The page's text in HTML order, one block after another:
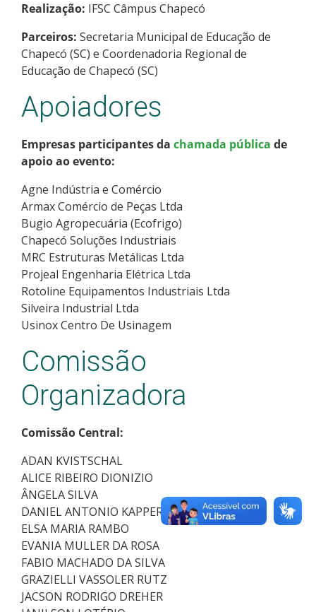
Realização: IFSC Câmpus Chapecó
Parceiros: Secretaria Municipal de Educação de
Chapecó (SC) e Coordenadoria Regional de
Educação de Chapecó (SC)
Apoiadores
Empresas participantes da chamada pública de
apoio ao evento:
Agne Indústria e Comércio
Armax Comércio de Peças Ltda
Bugio Agropecuária (Ecofrigo)
Chapecó Soluções Industriais
MRC Estruturas Metálicas Ltda
Projeal Engenharia Elétrica Ltda
Rotoline Equipamentos Industriais Ltda
Silveira Industrial Ltda
Usinox Centro De Usinagem
Comissão
Organizadora
Comissão Central:
ADAN KVISTSCHAL
ALICE RIBEIRO DIONIZIO
ÂNGELA SILVA
DANIEL ANTONIO KAPPER FABRICIO
ELSA MARIA RAMBO
EVANIA MULLER DA ROSA
FABIO MACHADO DA SILVA
GRAZIELLI VASSOLER RUTZ
JACSON RODRIGO DREHER